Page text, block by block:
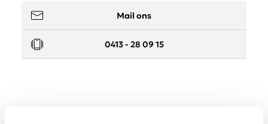
Mail ons
0413 - 28 09 15